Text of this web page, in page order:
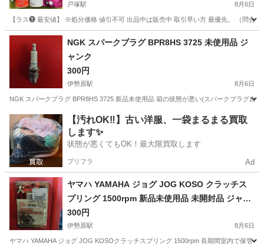
戸塚駅 8月6日
【ラス❶ 最安値】 ※処分価格 値引不可 出品中は販売中 取引早い方 最優先。 （問
神奈川 横浜市 ホンダ
NGK スパークプラグ BPR8HS 3725 未使用品 ジ
ャンク
300円
伊勢原駅 8月6日
NGK スパークプラグ BPR8HS 3725 新品未使用品 箱の状態が悪い(スパークプラグ自
神奈川 伊勢原市 伊勢原駅 バイク
【汚れOK‼️】古い洋服、一袋まるまる買取
します✨
状態が悪くてもOK！最大限買取します
プリフラ Ad
ヤマハ YAMAHA ジョグ JOG KOSO クラッチス
プリング 1500rpm 新品未使用品 未開封品 ジャン
ク
300円
伊勢原駅 8月6日
ヤマハ YAMAHA ジョグ JOG KOSOクラッチスプリング 1500rpm 長期間室内で保管